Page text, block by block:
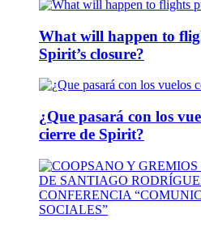
What will happen to
Spirit’s closure?
¿Que pasará con los
cierre de Spirit?